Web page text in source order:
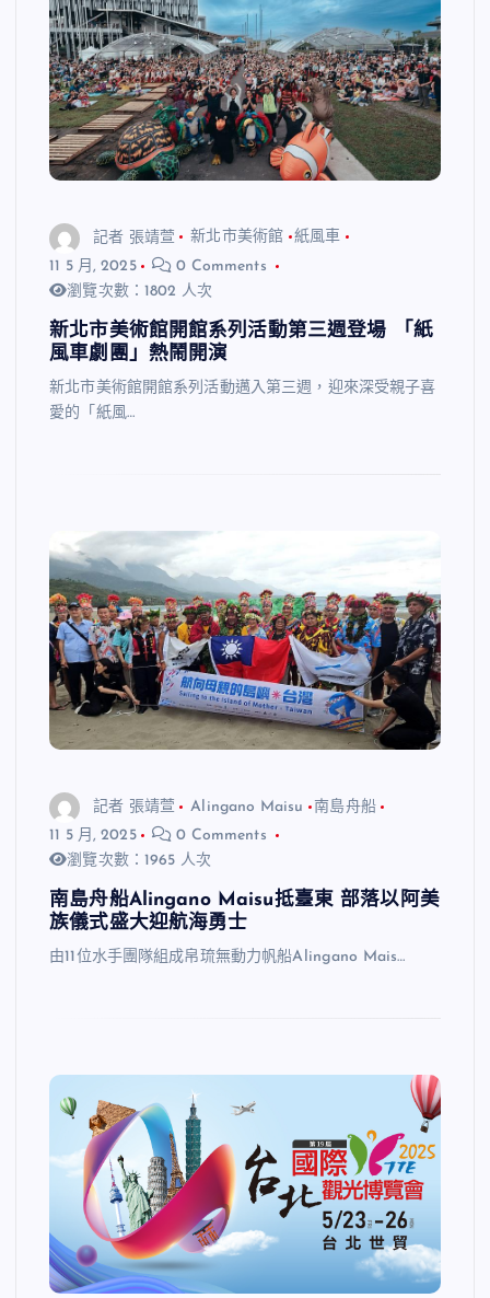
記者 張靖萱 新北市美術館
紙風車
11 5 月, 2025
0 Comments
瀏覽次數：1802 人次
新北市美術館開館系列活動第三週登場 「紙
風車劇團」熱鬧開演
新北市美術館開館系列活動邁入第三週，迎來深受親子喜
愛的「紙風…
記者 張靖萱 Alingano Maisu
南島舟船
11 5 月, 2025
0 Comments
瀏覽次數：1965 人次
南島舟船Alingano Maisu抵臺東 部落以阿美
族儀式盛大迎航海勇士
由11位水手團隊組成帛琉無動力帆船Alingano Mais…